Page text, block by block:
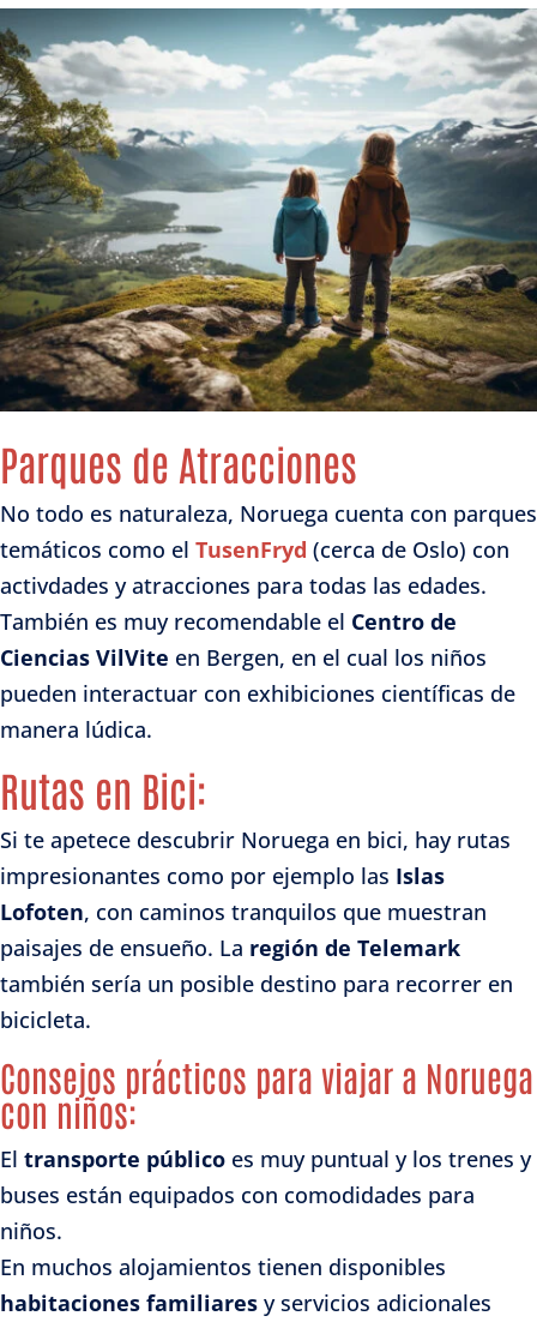
Parques de Atracciones
No todo es naturaleza, Noruega cuenta con parques
temáticos como el TusenFryd (cerca de Oslo) con
activdades y atracciones para todas las edades.
También es muy recomendable el Centro de
Ciencias VilVite en Bergen, en el cual los niños
pueden interactuar con exhibiciones científicas de
manera lúdica.
Rutas en Bici:
Si te apetece descubrir Noruega en bici, hay rutas
impresionantes como por ejemplo las Islas
Lofoten, con caminos tranquilos que muestran
paisajes de ensueño. La región de Telemark
también sería un posible destino para recorrer en
bicicleta.
Consejos prácticos para viajar a Noruega
con niños:
El transporte público es muy puntual y los trenes y
buses están equipados con comodidades para
niños.
En muchos alojamientos tienen disponibles
habitaciones familiares y servicios adicionales